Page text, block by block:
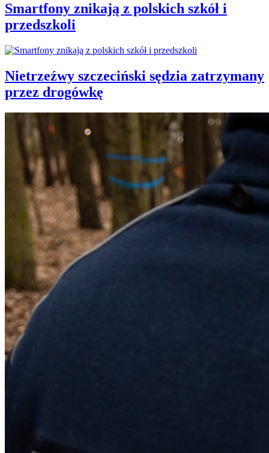
Smartfony znikają z polskich szkół i
przedszkoli
Nietrzeźwy szczeciński sędzia zatrzymany
przez drogówkę